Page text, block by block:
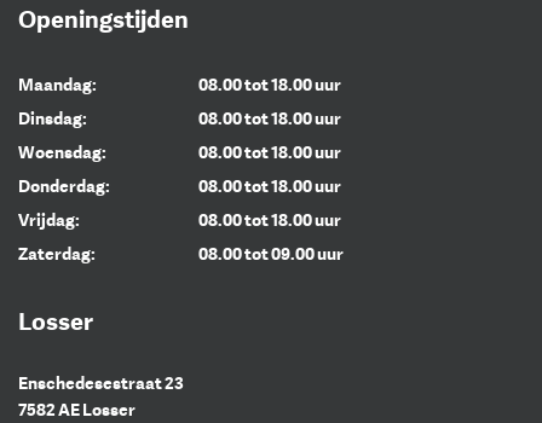
Openingstijden
Maandag:
Dinsdag:
Woensdag:
Donderdag:
Vrijdag:
Zaterdag:
08.00 tot 18.00 uur
08.00 tot 18.00 uur
08.00 tot 18.00 uur
08.00 tot 18.00 uur
08.00 tot 18.00 uur
08.00 tot 09.00 uur
Losser
Enschedesestraat 23
7582 AE Losser